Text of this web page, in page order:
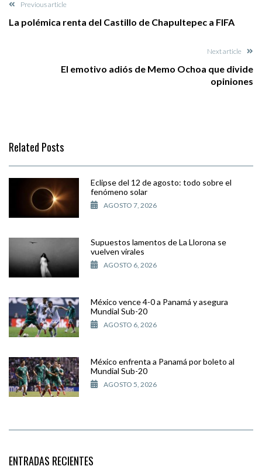
Previous article
La polémica renta del Castillo de Chapultepec a FIFA
Next article
El emotivo adiós de Memo Ochoa que divide
opiniones
Related Posts
Eclipse del 12 de agosto: todo sobre el
fenómeno solar
AGOSTO 7, 2026
Supuestos lamentos de La Llorona se
vuelven virales
AGOSTO 6, 2026
México vence 4-0 a Panamá y asegura
Mundial Sub-20
AGOSTO 6, 2026
México enfrenta a Panamá por boleto al
Mundial Sub-20
AGOSTO 5, 2026
ENTRADAS RECIENTES